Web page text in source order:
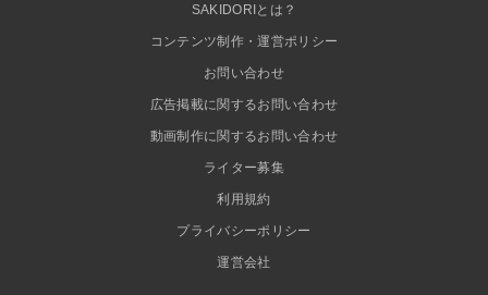
SAKIDORIとは？
コンテンツ制作・運営ポリシー
お問い合わせ
広告掲載に関するお問い合わせ
動画制作に関するお問い合わせ
ライター募集
利用規約
プライバシーポリシー
運営会社